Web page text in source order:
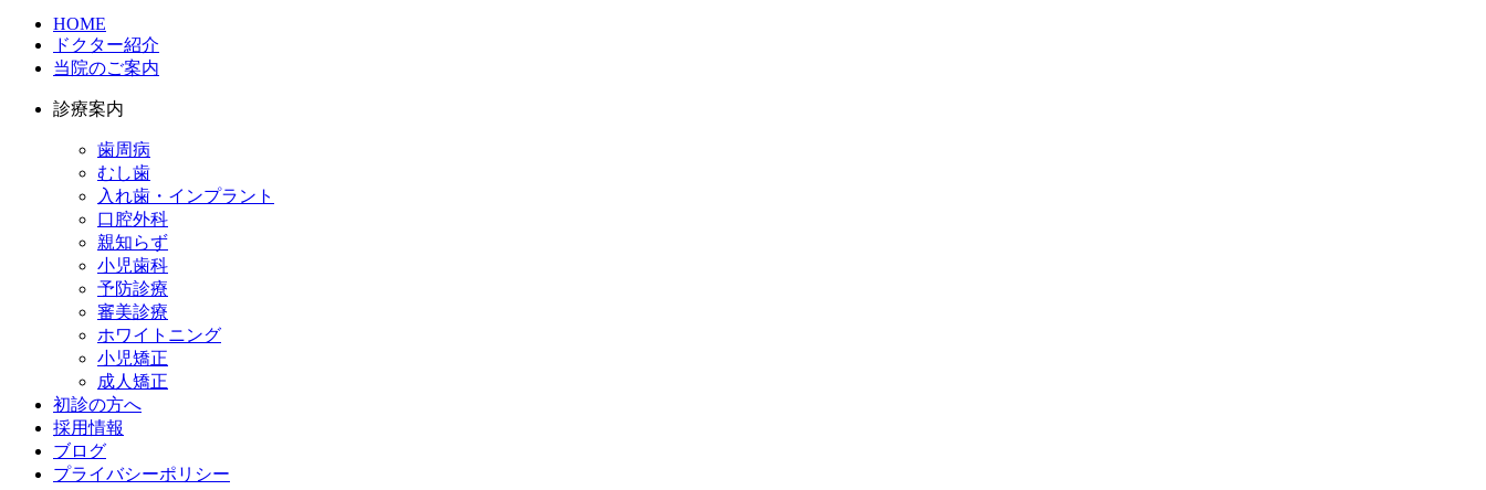
HOME
ドクター紹介
当院のご案内
診療案内
歯周病
むし歯
入れ歯・インプラント
口腔外科
親知らず
小児歯科
予防診療
審美診療
ホワイトニング
小児矯正
成人矯正
初診の方へ
採用情報
ブログ
プライバシーポリシー